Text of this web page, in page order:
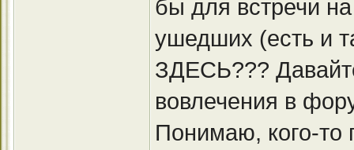
бы для встречи
ушедших (есть и
ЗДЕСЬ???
вовлечения в
Понимаю, кого-то